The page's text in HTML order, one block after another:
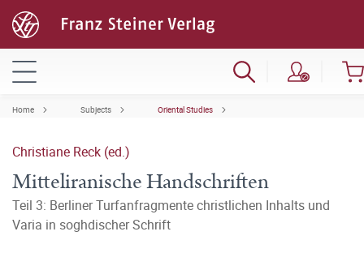
Home Subjects Oriental Studies
Christiane Reck (ed.)
Mitteliranische Handschriften
Teil 3: Berliner Turfanfragmente christlichen Inhalts und
Varia in soghdischer Schrift